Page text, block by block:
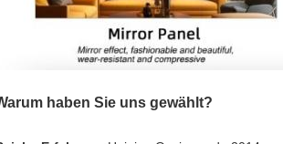
haben Sie uns gewählt?